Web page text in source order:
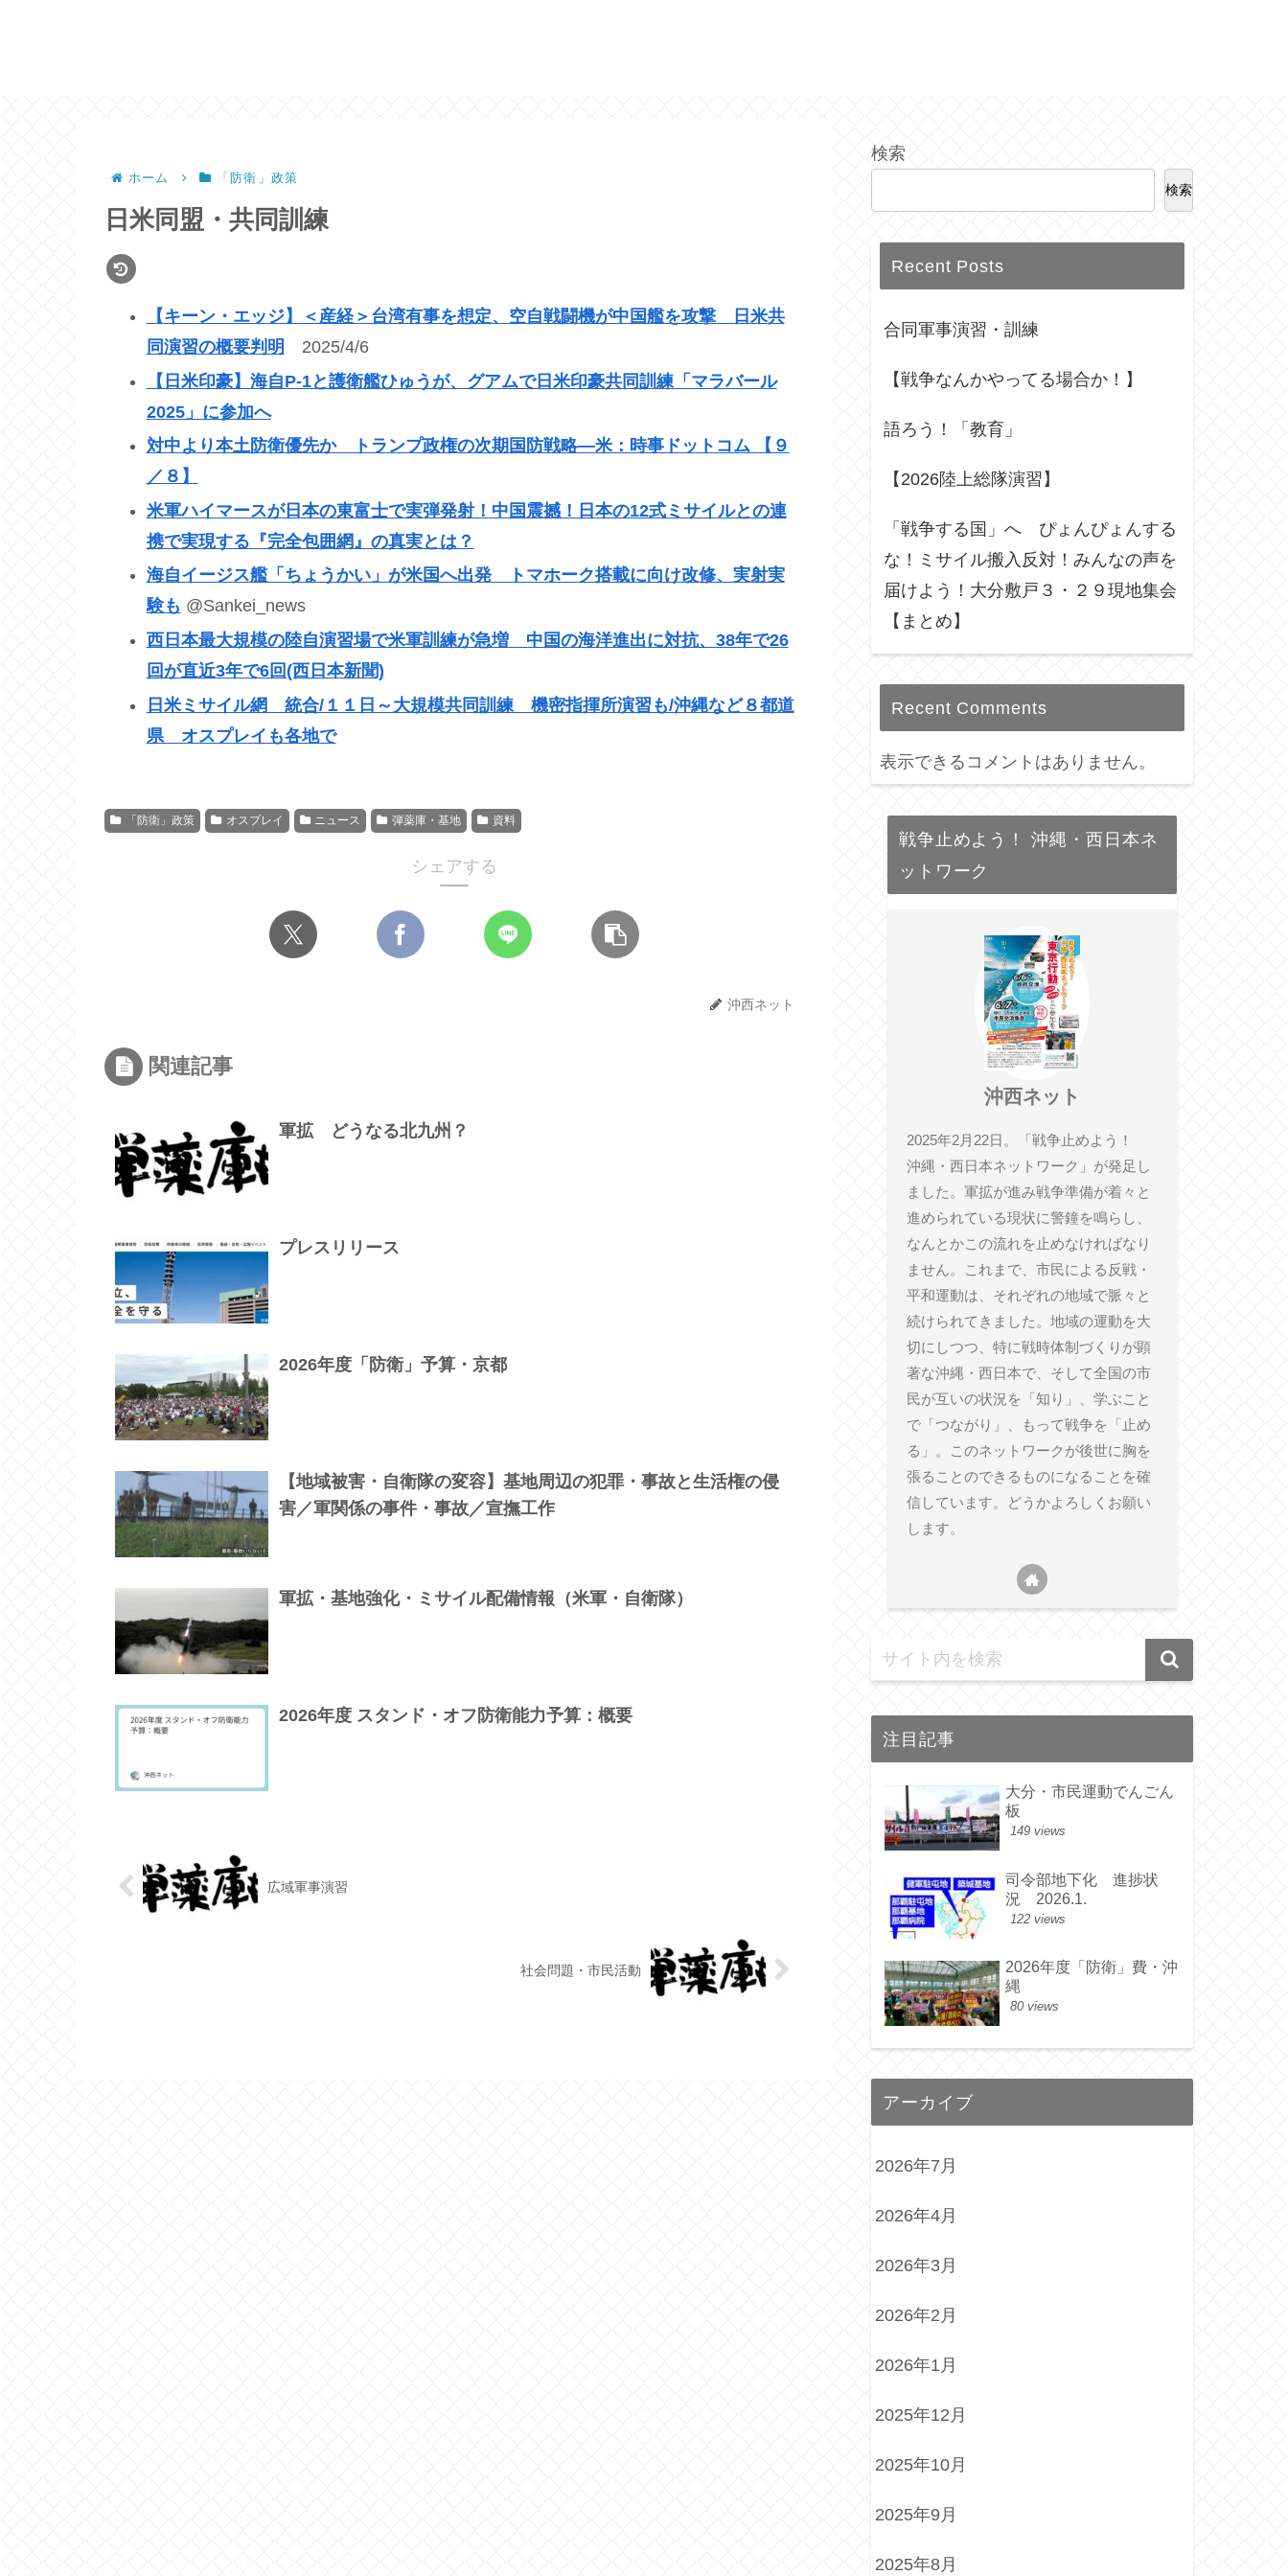
ホーム 「防衛」政策
日米同盟・共同訓練
【キーン・エッジ】＜産経＞台湾有事を想定、空自戦闘機が中国艦を攻撃 日米共
同演習の概要判明
2025/4/6
【日米印豪】海自P-1と護衛艦ひゅうが、グアムで日米印豪共同訓練「マラバール
2025」に参加へ
対中より本土防衛優先か トランプ政権の次期国防戦略―米：時事ドットコム 【９
／８】
米軍ハイマースが日本の東富士で実弾発射！中国震撼！日本の12式ミサイルとの連
携で実現する『完全包囲網』の真実とは？
海自イージス艦「ちょうかい」が米国へ出発 トマホーク搭載に向け改修、実射実
験も @Sankei_news
西日本最大規模の陸自演習場で米軍訓練が急増 中国の海洋進出に対抗、38年で26
回が直近3年で6回(西日本新聞)
日米ミサイル網 統合/１１日～大規模共同訓練 機密指揮所演習も/沖縄など８都道
県 オスプレイも各地で
「防衛」政策 オスプレイ ニュース 弾薬庫・基地 資料
シェアする
沖西ネット
関連記事
軍拡 どうなる北九州？
プレスリリース
2026年度「防衛」予算・京都
【地域被害・自衛隊の変容】基地周辺の犯罪・事故と生活権の侵
害／軍関係の事件・事故／宣撫工作
軍拡・基地強化・ミサイル配備情報（米軍・自衛隊）
2026年度 スタンド・オフ防衛能力予算：概要
広域軍事演習
社会問題・市民活動
検索
検索
Recent Posts
合同軍事演習・訓練
【戦争なんかやってる場合か！】
語ろう！「教育」
【2026陸上総隊演習】
「戦争する国」へ ぴょんぴょんする
な！ミサイル搬入反対！みんなの声を
届けよう！大分敷戸３・２９現地集会
【まとめ】
Recent Comments
表示できるコメントはありません。
戦争止めよう！ 沖縄・西日本ネ
ットワーク
沖西ネット
2025年2月22日。「戦争止めよう！
沖縄・西日本ネットワーク」が発足し
ました。軍拡が進み戦争準備が着々と
進められている現状に警鐘を鳴らし、
なんとかこの流れを止めなければなり
ません。これまで、市民による反戦・
平和運動は、それぞれの地域で脈々と
続けられてきました。地域の運動を大
切にしつつ、特に戦時体制づくりが顕
著な沖縄・西日本で、そして全国の市
民が互いの状況を「知り」、学ぶこと
で「つながり」、もって戦争を「止め
る」。このネットワークが後世に胸を
張ることのできるものになることを確
信しています。どうかよろしくお願い
します。
注目記事
大分・市民運動でんごん
板
149 views
司令部地下化 進捗状
況 2026.1.
122 views
2026年度「防衛」費・沖
縄
80 views
アーカイブ
2026年7月
2026年4月
2026年3月
2026年2月
2026年1月
2025年12月
2025年10月
2025年9月
2025年8月